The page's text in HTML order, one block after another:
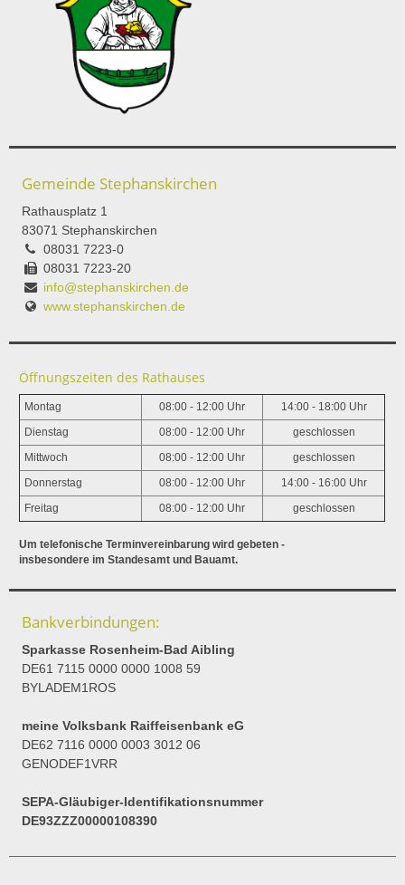
Gemeinde Stephanskirchen
Rathausplatz 1
83071 Stephanskirchen
08031 7223-0
08031 7223-20
info@stephanskirchen.de
www.stephanskirchen.de
Öffnungszeiten des Rathauses
Montag 08:00 - 12:00 Uhr 14:00 - 18:00 Uhr
Dienstag 08:00 - 12:00 Uhr geschlossen
Mittwoch 08:00 - 12:00 Uhr geschlossen
Donnerstag 08:00 - 12:00 Uhr 14:00 - 16:00 Uhr
Freitag 08:00 - 12:00 Uhr geschlossen
Um telefonische Terminvereinbarung wird gebeten -
insbesondere im Standesamt und Bauamt.
Bankverbindungen:
Sparkasse Rosenheim-Bad Aibling
DE61 7115 0000 0000 1008 59
BYLADEM1ROS
meine Volksbank Raiffeisenbank eG
DE62 7116 0000 0003 3012 06
GENODEF1VRR
SEPA-Gläubiger-Identifikationsnummer
DE93ZZZ00000108390